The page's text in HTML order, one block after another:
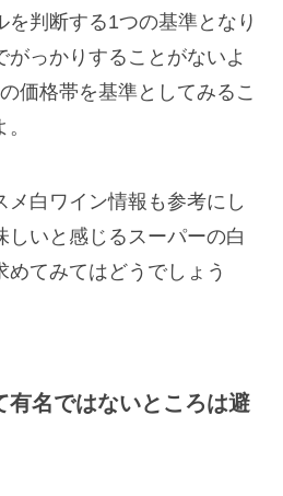
判断する1つの基準となり
がっかりすることがないよ
価格帯を基準としてみるこ
白ワイン情報も参考にし
しいと感じるスーパーの白
めてみてはどうでしょう
有名ではないところは避